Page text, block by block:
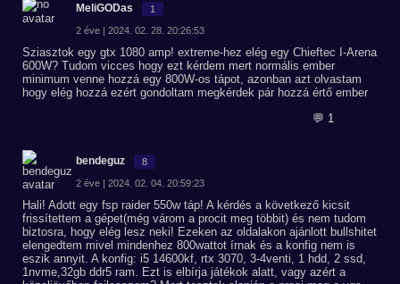
MeliGODas 1
2 éve | 2024. 02. 28. 20:26:53
Sziasztok egy gtx 1080 amp! extreme-hez elég egy Chieftec I-Arena
600W? Tudom vicces hogy ezt kérdem mert normális ember
minimum venne hozzá egy 800W-os tápot, azonban azt olvastam
hogy elég hozzá ezért gondoltam megkérdek pár hozzá értő ember
💬 1
bendeguz 8
2 éve | 2024. 02. 04. 20:59:23
Hali! Adott egy fsp raider 550w táp! A kérdés a következő kicsit
frissítettem a gépet(még várom a procit meg többit) és nem tudom
biztosra, hogy elég lesz neki! Ezeken az oldalakon ajánlott bullshitet
elengedtem mivel mindenhez 800wattot írnak és a konfig nem is
eszik annyit. A konfig: i5 14600kf, rtx 3070, 3-4venti, 1 hdd, 2 ssd,
1nvme,32gb ddr5 ram. Ezt is elbírja játékok alatt, vagy azért a